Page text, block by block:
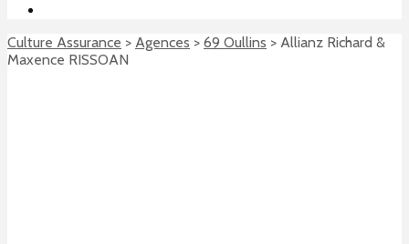
Culture Assurance > Agences > 69 Oullins > Allianz Richard &
Maxence RISSOAN